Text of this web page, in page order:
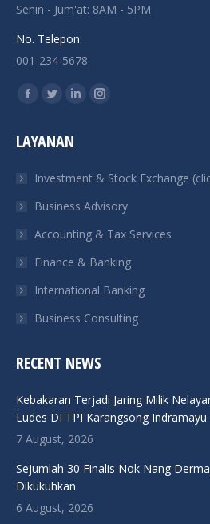
Senin - Jum'at: 8AM - 5PM
No. Telepon:
001-234-5678
Find us on:
Facebook
opens
new
window
Twitter
opens
new
window
Linkedin
new
window
Instagram
new
window
LAYANAN
Investment & Stock Exchange
Business Advisory
Accounting & Tax Services
Finance & Banking
International Banking
Business Consulting
RECENT NEWS
Kebakaran Terjadi Jaring Milik
Ludes DI TPI Karangsong Indramayu
7 August, 2026
Sejumlah 30 Finalis Nok Nang
Dikukuhkan
6 August, 2026